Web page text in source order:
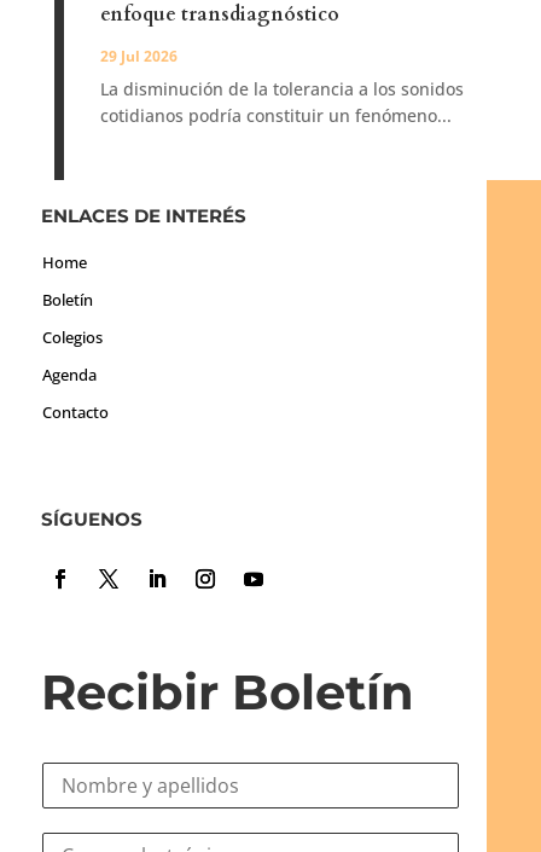
enfoque transdiagnóstico
29 Jul 2026
La disminución de la tolerancia a los sonidos
cotidianos podría constituir un fenómeno...
ENLACES DE INTERÉS
Home
Boletín
Colegios
Agenda
Contacto
SÍGUENOS
Recibir Boletín
N
e
C